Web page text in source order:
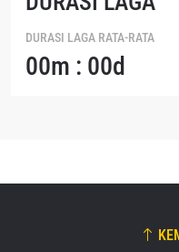
DURASI LAGA RATA-RATA
00m : 00d